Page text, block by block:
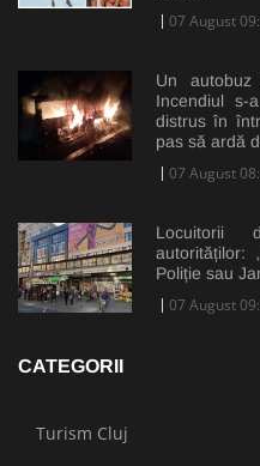
07 August
Un
Incendiul s-
distrus în
pas să ardă
07 August
Locuitorii
autorităților:
Poliție sau
07 August
CATEGORII
Turism Cluj